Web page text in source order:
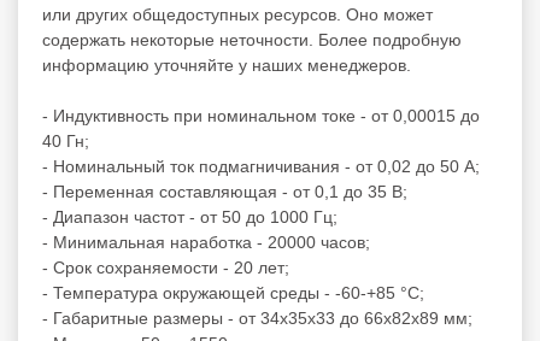
или других общедоступных ресурсов. Оно может
содержать некоторые неточности. Более подробную
информацию уточняйте у наших менеджеров.
- Индуктивность при номинальном токе - от 0,00015 до
40 Гн;
- Номинальный ток подмагничивания - от 0,02 до 50 А;
- Переменная составляющая - от 0,1 до 35 В;
- Диапазон частот - от 50 до 1000 Гц;
- Минимальная наработка - 20000 часов;
- Срок сохраняемости - 20 лет;
- Температура окружающей среды - -60-+85 °С;
- Габаритные размеры - от 34х35х33 до 66х82х89 мм;